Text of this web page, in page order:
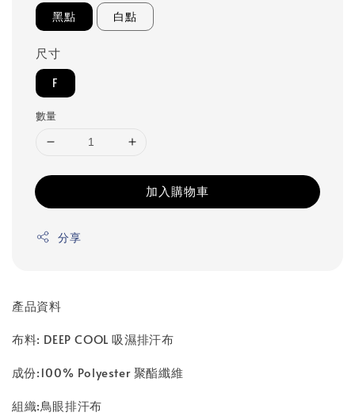
黑點 白點
尺寸
F
數量
加入購物車
分享
產品資料
布料: DEEP COOL 吸濕排汗布
成份:100% Polyester 聚酯纖維
組織:鳥眼排汗布